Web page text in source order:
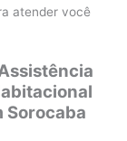
atender você
Sorocaba